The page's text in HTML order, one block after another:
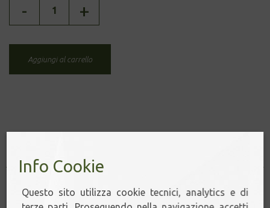
fragola
quantità
- +
Aggiungi al carrello
Info Cookie
Questo sito utilizza cookie tecnici, analytics e di